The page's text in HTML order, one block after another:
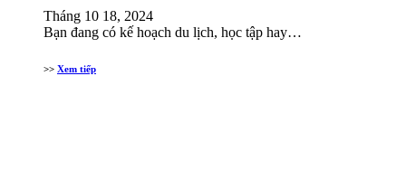
Tháng 10 18, 2024
Bạn đang có kế hoạch du lịch, học tập hay…
>> Xem tiếp